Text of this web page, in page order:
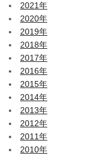
2021年
2020年
2019年
2018年
2017年
2016年
2015年
2014年
2013年
2012年
2011年
2010年